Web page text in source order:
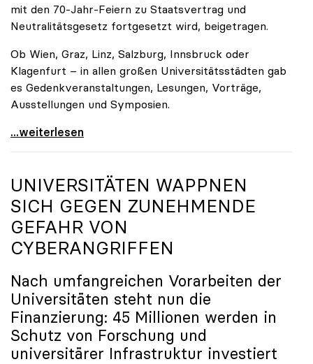
mit den 70-Jahr-Feiern zu Staatsvertrag und
Neutralitätsgesetz fortgesetzt wird, beigetragen.
Ob Wien, Graz, Linz, Salzburg, Innsbruck oder
Klagenfurt – in allen großen Universitätsstädten gab
es Gedenkveranstaltungen, Lesungen, Vorträge,
Ausstellungen und Symposien.
uniko-Präsidentin Brigitte Hütter zu Gedenkjahr:
...weiterlesen
UNIVERSITÄTEN WAPPNEN
SICH GEGEN ZUNEHMENDE
GEFAHR VON
CYBERANGRIFFEN
Nach umfangreichen Vorarbeiten der
Universitäten steht nun die
Finanzierung: 45 Millionen werden in
Schutz von Forschung und
universitärer Infrastruktur investiert